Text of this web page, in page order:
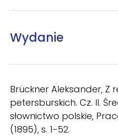
Wydanie
Brückner Aleksander, Z
petersburskich. Cz. II.
słownictwo polskie,
(1895), s. 1-52.